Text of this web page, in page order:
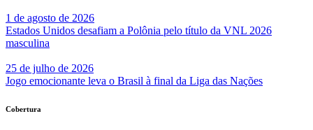
1 de agosto de 2026
Estados Unidos desafiam a Polônia pelo título da VNL 2026
masculina
25 de julho de 2026
Jogo emocionante leva o Brasil à final da Liga das Nações
Cobertura